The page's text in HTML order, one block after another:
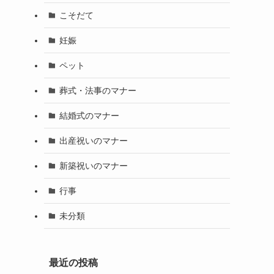
こそだて
妊娠
ペット
葬式・法事のマナー
結婚式のマナー
出産祝いのマナー
新築祝いのマナー
行事
未分類
最近の投稿